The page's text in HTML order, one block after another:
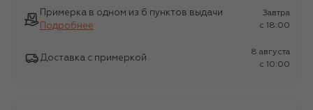
Примерка в одном из 6 пунктов выдачи
Подробнее
Завтра
c 18:00
Доставка с примеркой
8 августа
c 10:00